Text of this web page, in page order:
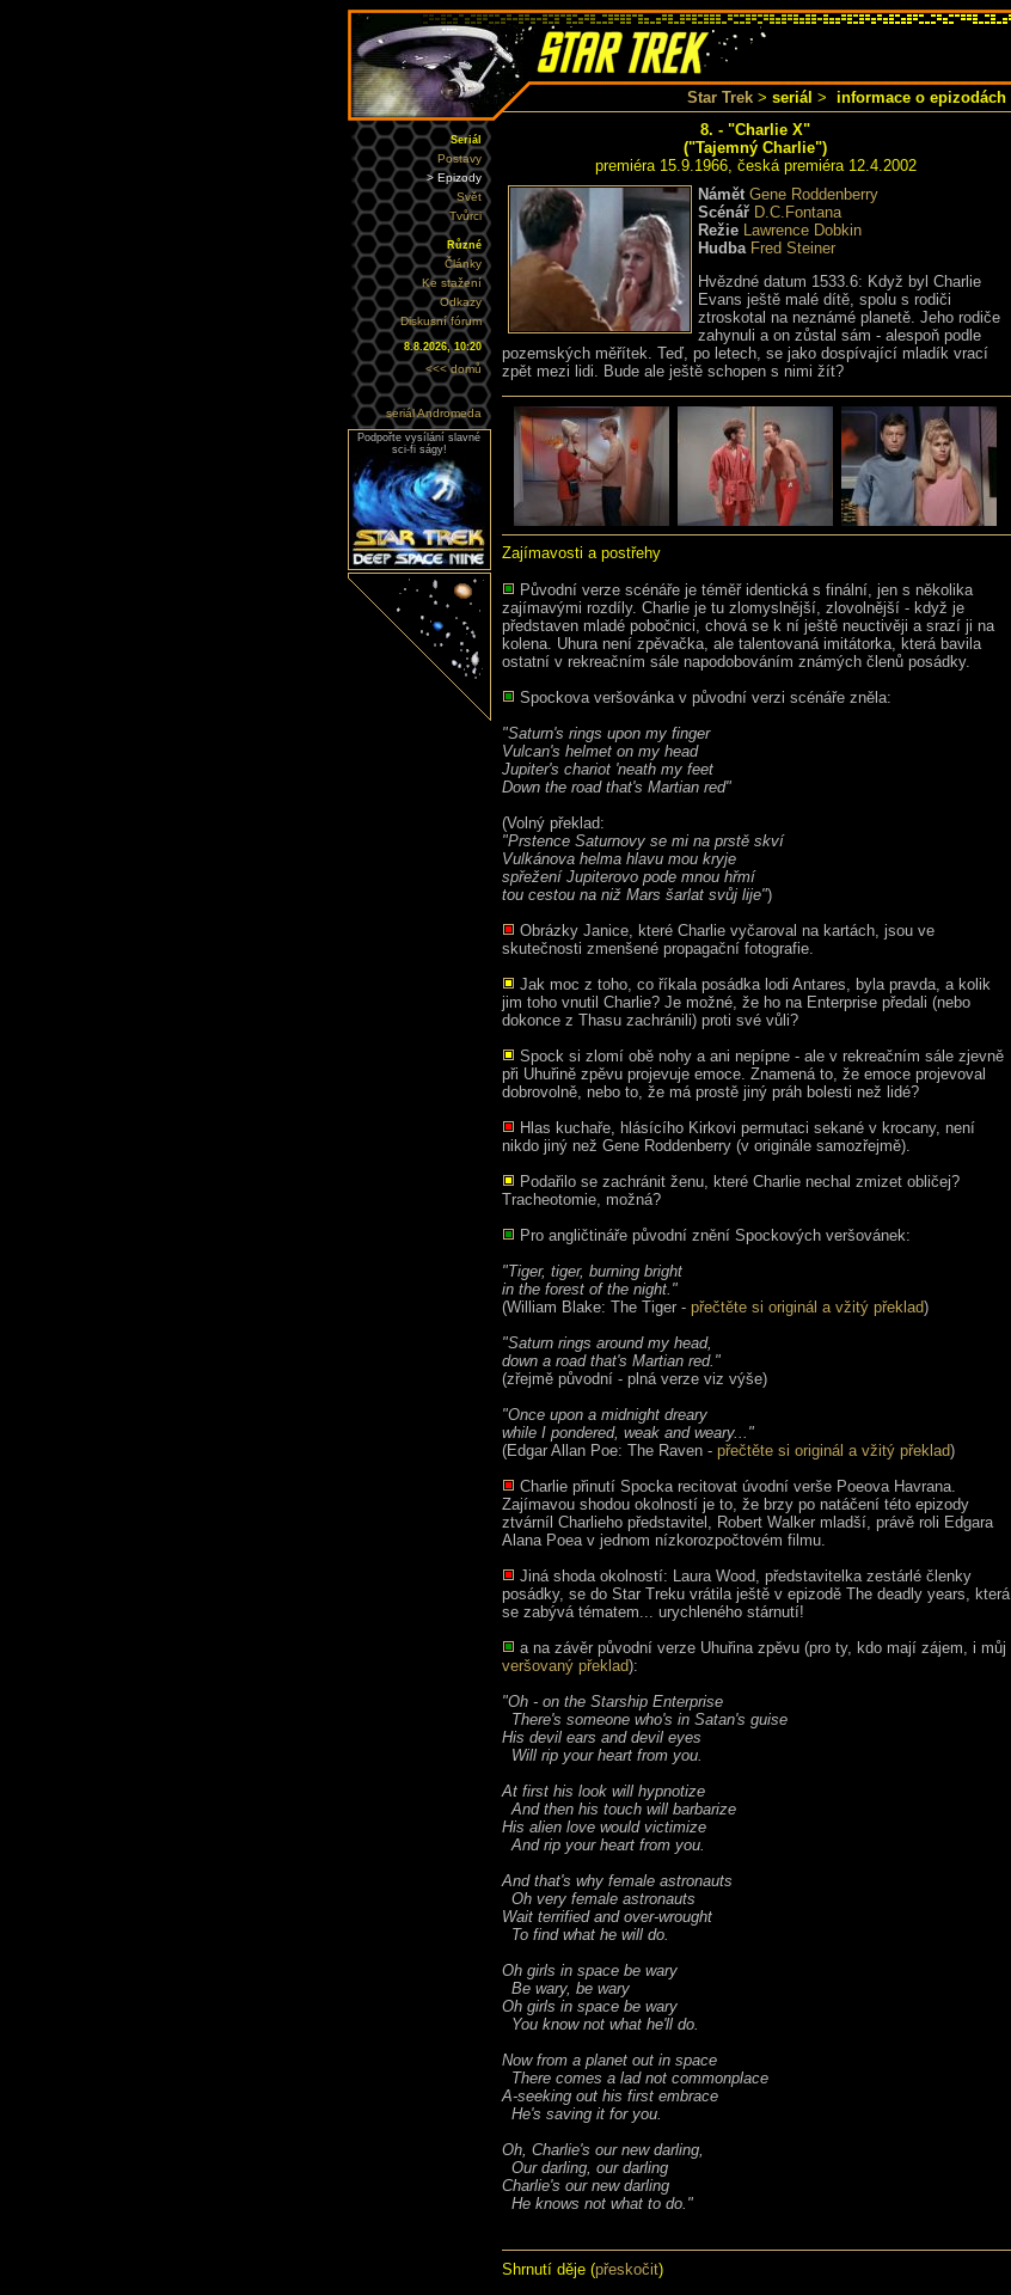
Star Trek> seriál > informace o epizodách
Seriál
Postavy
> Epizody
Svět
Tvůrci
Různé
Články
Ke stažení
Odkazy
Diskusní fórum
8.8.2026, 10:20
<<< domů
seriál Andromeda
Podpořte vysílání slavné
sci-fi ságy!
8. - "Charlie X"
("Tajemný Charlie")
premiéra 15.9.1966, česká premiéra 12.4.2002
Námět Gene Roddenberry
Scénář D.C.Fontana
Režie Lawrence Dobkin
Hudba Fred Steiner
Hvězdné datum 1533.6: Když byl Charlie
Evans ještě malé dítě, spolu s rodiči
ztroskotal na neznámé planetě. Jeho rodiče
zahynuli a on zůstal sám - alespoň podle
pozemských měřítek. Teď, po letech, se jako dospívající mladík vrací
zpět mezi lidi. Bude ale ještě schopen s nimi žít?
Zajímavosti a postřehy
Původní verze scénáře je téměř identická s finální, jen s několika
zajímavými rozdíly. Charlie je tu zlomyslnější, zlovolnější - když je
představen mladé pobočnici, chová se k ní ještě neuctivěji a srazí ji na
kolena. Uhura není zpěvačka, ale talentovaná imitátorka, která bavila
ostatní v rekreačním sále napodobováním známých členů posádky.
Spockova veršovánka v původní verzi scénáře zněla:
"Saturn's rings upon my finger
Vulcan's helmet on my head
Jupiter's chariot 'neath my feet
Down the road that's Martian red"
(Volný překlad:
"Prstence Saturnovy se mi na prstě skví
Vulkánova helma hlavu mou kryje
spřežení Jupiterovo pode mnou hřmí
tou cestou na niž Mars šarlat svůj lije")
Obrázky Janice, které Charlie vyčaroval na kartách, jsou ve
skutečnosti zmenšené propagační fotografie.
Jak moc z toho, co říkala posádka lodi Antares, byla pravda, a kolik
jim toho vnutil Charlie? Je možné, že ho na Enterprise předali (nebo
dokonce z Thasu zachránili) proti své vůli?
Spock si zlomí obě nohy a ani nepípne - ale v rekreačním sále zjevně
při Uhuřině zpěvu projevuje emoce. Znamená to, že emoce projevoval
dobrovolně, nebo to, že má prostě jiný práh bolesti než lidé?
Hlas kuchaře, hlásícího Kirkovi permutaci sekané v krocany, není
nikdo jiný než Gene Roddenberry (v originále samozřejmě).
Podařilo se zachránit ženu, které Charlie nechal zmizet obličej?
Tracheotomie, možná?
Pro angličtináře původní znění Spockových veršovánek:
"Tiger, tiger, burning bright
in the forest of the night."
(William Blake: The Tiger - přečtěte si originál a vžitý překlad)
"Saturn rings around my head,
down a road that's Martian red."
(zřejmě původní - plná verze viz výše)
"Once upon a midnight dreary
while I pondered, weak and weary..."
(Edgar Allan Poe: The Raven - přečtěte si originál a vžitý překlad)
Charlie přinutí Spocka recitovat úvodní verše Poeova Havrana.
Zajímavou shodou okolností je to, že brzy po natáčení této epizody
ztvárníl Charlieho představitel, Robert Walker mladší, právě roli Edgara
Alana Poea v jednom nízkorozpočtovém filmu.
Jiná shoda okolností: Laura Wood, představitelka zestárlé členky
posádky, se do Star Treku vrátila ještě v epizodě The deadly years, která
se zabývá tématem... urychleného stárnutí!
a na závěr původní verze Uhuřina zpěvu (pro ty, kdo mají zájem, i můj
veršovaný překlad):
"Oh - on the Starship Enterprise
There's someone who's in Satan's guise
His devil ears and devil eyes
Will rip your heart from you.
At first his look will hypnotize
And then his touch will barbarize
His alien love would victimize
And rip your heart from you.
And that's why female astronauts
Oh very female astronauts
Wait terrified and over-wrought
To find what he will do.
Oh girls in space be wary
Be wary, be wary
Oh girls in space be wary
You know not what he'll do.
Now from a planet out in space
There comes a lad not commonplace
A-seeking out his first embrace
He's saving it for you.
Oh, Charlie's our new darling,
Our darling, our darling
Charlie's our new darling
He knows not what to do."
Shrnutí děje (přeskočit)